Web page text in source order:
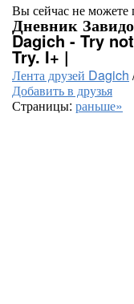
Вы сейчас не можете
Дневник
Dagich - Try
Try. I+ |
Лента друзей Dagich
Добавить в друзья
Страницы: раньше»